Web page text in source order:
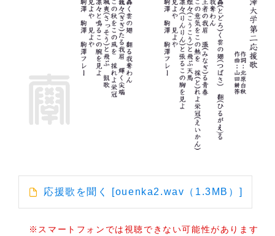
応援歌を聞く [ouenka2.wav（1.3MB）]
※スマートフォンでは視聴できない可能性があります